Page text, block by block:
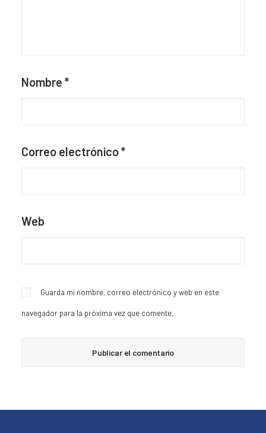
Nombre *
Correo electrónico*
Web
Guarda mi nombre, correo electrónico y web en este
navegador para la próxima vez que comente.